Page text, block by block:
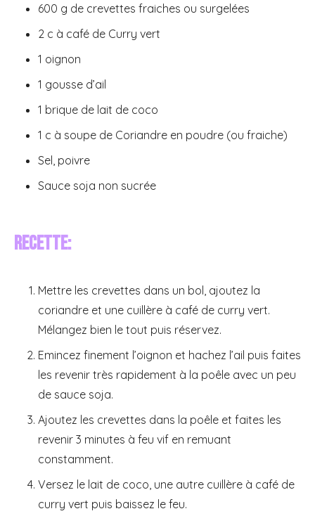
600 g de crevettes fraiches ou surgelées
2 c à café de Curry vert
1 oignon
1 gousse d’ail
1 brique de lait de coco
1 c à soupe de Coriandre en poudre (ou fraiche)
Sel, poivre
Sauce soja non sucrée
Recette:
Mettre les crevettes dans un bol, ajoutez la
coriandre et une cuillère à café de curry vert.
Mélangez bien le tout puis réservez.
Emincez finement l’oignon et hachez l’ail puis faites
les revenir très rapidement à la poêle avec un peu
de sauce soja.
Ajoutez les crevettes dans la poêle et faites les
revenir 3 minutes à feu vif en remuant
constamment.
Versez le lait de coco, une autre cuillère à café de
curry vert puis baissez le feu.